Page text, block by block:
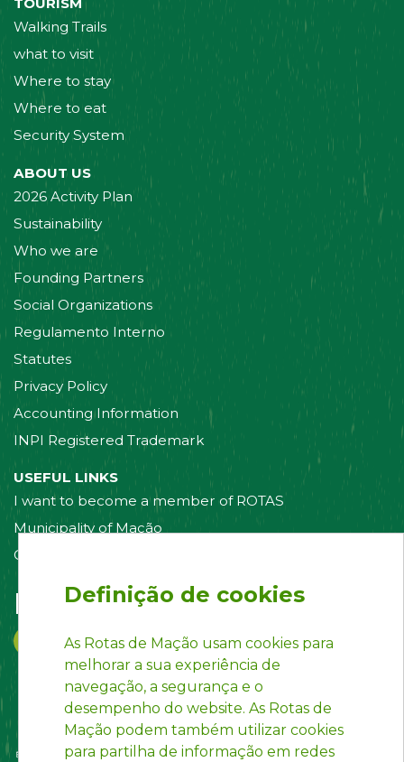
TOURISM
Walking Trails
what to visit
Where to stay
Where to eat
Security System
ABOUT US
2026 Activity Plan
Sustainability
Who we are
Founding Partners
Social Organizations
Regulamento Interno
Statutes
Privacy Policy
Accounting Information
INPI Registered Trademark
USEFUL LINKS
I want to become a member of ROTAS
Municipality of Mação
Contact us
Follow us on:
Definição de cookies
As Rotas de Mação usam cookies para
melhorar a sua experiência de
navegação, a segurança e o
desempenho do website. As Rotas de
Mação podem também utilizar cookies
para partilha de informação em redes